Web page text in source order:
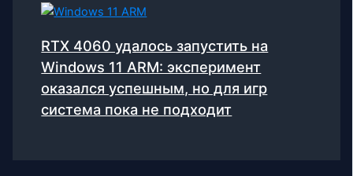
RTX 4060 удалось запустить на
Windows 11 ARM: эксперимент
оказался успешным, но для игр
система пока не подходит